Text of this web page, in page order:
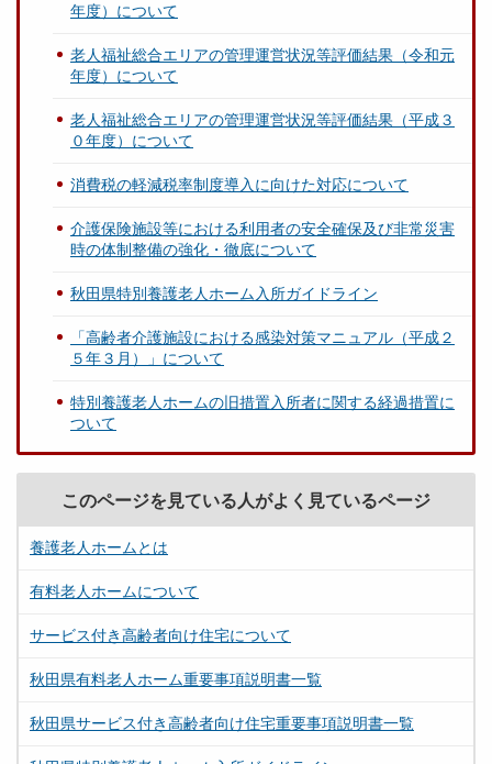
年度）について
老人福祉総合エリアの管理運営状況等評価結果（令和元
年度）について
老人福祉総合エリアの管理運営状況等評価結果（平成３
０年度）について
消費税の軽減税率制度導入に向けた対応について
介護保険施設等における利用者の安全確保及び非常災害
時の体制整備の強化・徹底について
秋田県特別養護老人ホーム入所ガイドライン
「高齢者介護施設における感染対策マニュアル（平成２
５年３月）」について
特別養護老人ホームの旧措置入所者に関する経過措置に
ついて
このページを見ている人がよく見ているページ
養護老人ホームとは
有料老人ホームについて
サービス付き高齢者向け住宅について
秋田県有料老人ホーム重要事項説明書一覧
秋田県サービス付き高齢者向け住宅重要事項説明書一覧